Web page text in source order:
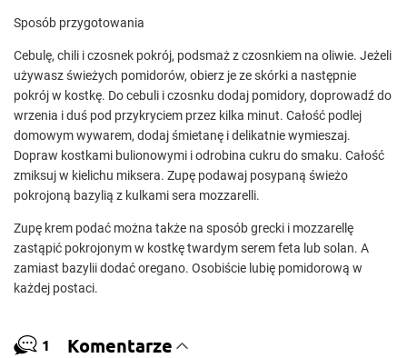
Sposób przygotowania
Cebulę, chili i czosnek pokrój, podsmaż z czosnkiem na oliwie. Jeżeli
używasz świeżych pomidorów, obierz je ze skórki a następnie
pokrój w kostkę. Do cebuli i czosnku dodaj pomidory, doprowadź do
wrzenia i duś pod przykryciem przez kilka minut. Całość podlej
domowym wywarem, dodaj śmietanę i delikatnie wymieszaj.
Dopraw kostkami bulionowymi i odrobina cukru do smaku. Całość
zmiksuj w kielichu miksera. Zupę podawaj posypaną świeżo
pokrojoną bazylią z kulkami sera mozzarelli.
Zupę krem podać można także na sposób grecki i mozzarellę
zastąpić pokrojonym w kostkę twardym serem feta lub solan. A
zamiast bazylii dodać oregano. Osobiście lubię pomidorową w
każdej postaci.
1 Komentarze